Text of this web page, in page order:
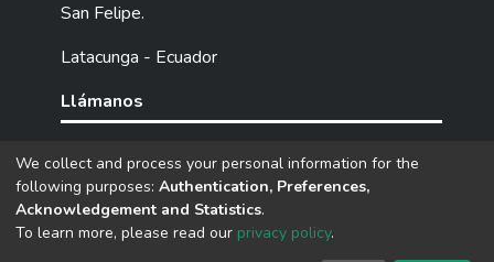
San Felipe.
Latacunga - Ecuador
Llámanos
Tel: (593) 03 2252205 / 2252307 / 2252346.
DSpace softwarecopyright © 2002-2026
Cookie
Privacy
End User
We collect and process your personal information for the
following purposes: Authentication, Preferences,
Acknowledgement and Statistics.
To learn more, please read our privacy policy.